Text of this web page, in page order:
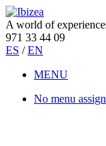
A world of
971 33 44 09
ES / EN
MENU
No menu